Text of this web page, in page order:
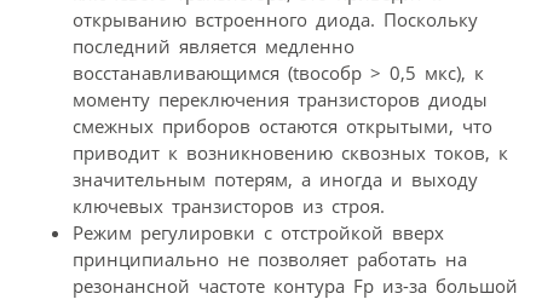
открыванию встроенного диода. Поскольку
последний является медленно
восстанавливающимся (tвособр > 0,5 мкс), к
моменту переключения транзисторов диоды
смежных приборов остаются открытыми, что
приводит к возникновению сквозных токов, к
значительным потерям, а иногда и выходу
ключевых транзисторов из строя.
Режим регулировки с отстройкой вверх
принципиально не позволяет работать на
резонансной частоте контура Fp из-за большой